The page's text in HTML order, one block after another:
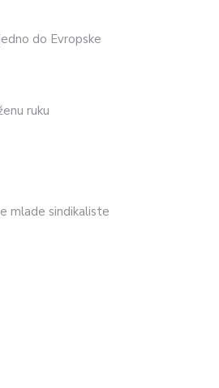
do Evropske
ruku
mlade sindikaliste